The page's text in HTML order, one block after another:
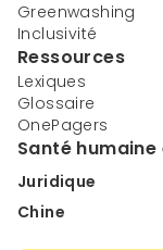
Greenwashing
Inclusivité
Ressources
Lexiques
Glossaire
OnePagers
Santé
Juridique
Chine